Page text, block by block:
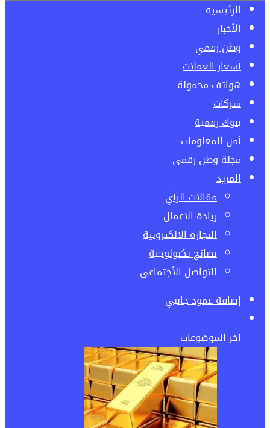
الرئيسية
الأخبار
وطن رقمي
أسعار العملات
هواتف محمولة
شركات
بنوك رقمية
أمن المعلومات
مجلة وطن رقمي
المزيد
مقالات الرأي
ريادة الاعمال
التجارة الالكترونية
نصائح تكنولوجية
التواصل الأجتماعي
إضافة عمود جانبي
اخر الموضوعات